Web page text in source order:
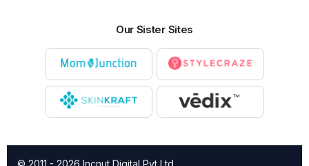
Our Sister Sites